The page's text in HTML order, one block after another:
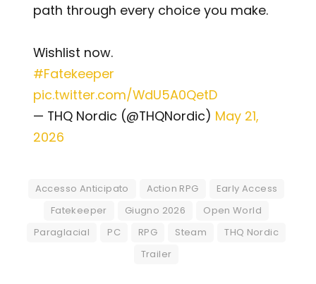
path through every choice you make.
Wishlist now.
#Fatekeeper
pic.twitter.com/WdU5A0QetD
— THQ Nordic (@THQNordic) May 21,
2026
Accesso Anticipato Action RPG
Early Access
Fatekeeper
Giugno 2026
Open World
Paraglacial
PC RPG Steam
THQ Nordic
Trailer